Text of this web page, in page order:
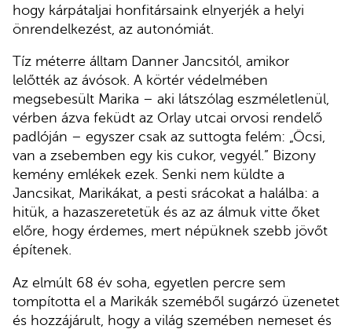
hogy kárpátaljai honfitársaink elnyerjék a helyi
önrendelkezést, az autonómiát.
Tíz méterre álltam Danner Jancsitól, amikor
lelőtték az ávósok. A körtér védelmében
megsebesült Marika – aki látszólag eszméletlenül,
vérben ázva feküdt az Orlay utcai orvosi rendelő
padlóján – egyszer csak az suttogta felém: „Öcsi,
van a zsebemben egy kis cukor, vegyél.” Bizony
kemény emlékek ezek. Senki nem küldte a
Jancsikat, Marikákat, a pesti srácokat a halálba: a
hitük, a hazaszeretetük és az az álmuk vitte őket
előre, hogy érdemes, mert népüknek szebb jövőt
építenek.
Az elmúlt 68 év soha, egyetlen percre sem
tompította el a Marikák szeméből sugárzó üzenetet
és hozzájárult, hogy a világ szemében nemeset és